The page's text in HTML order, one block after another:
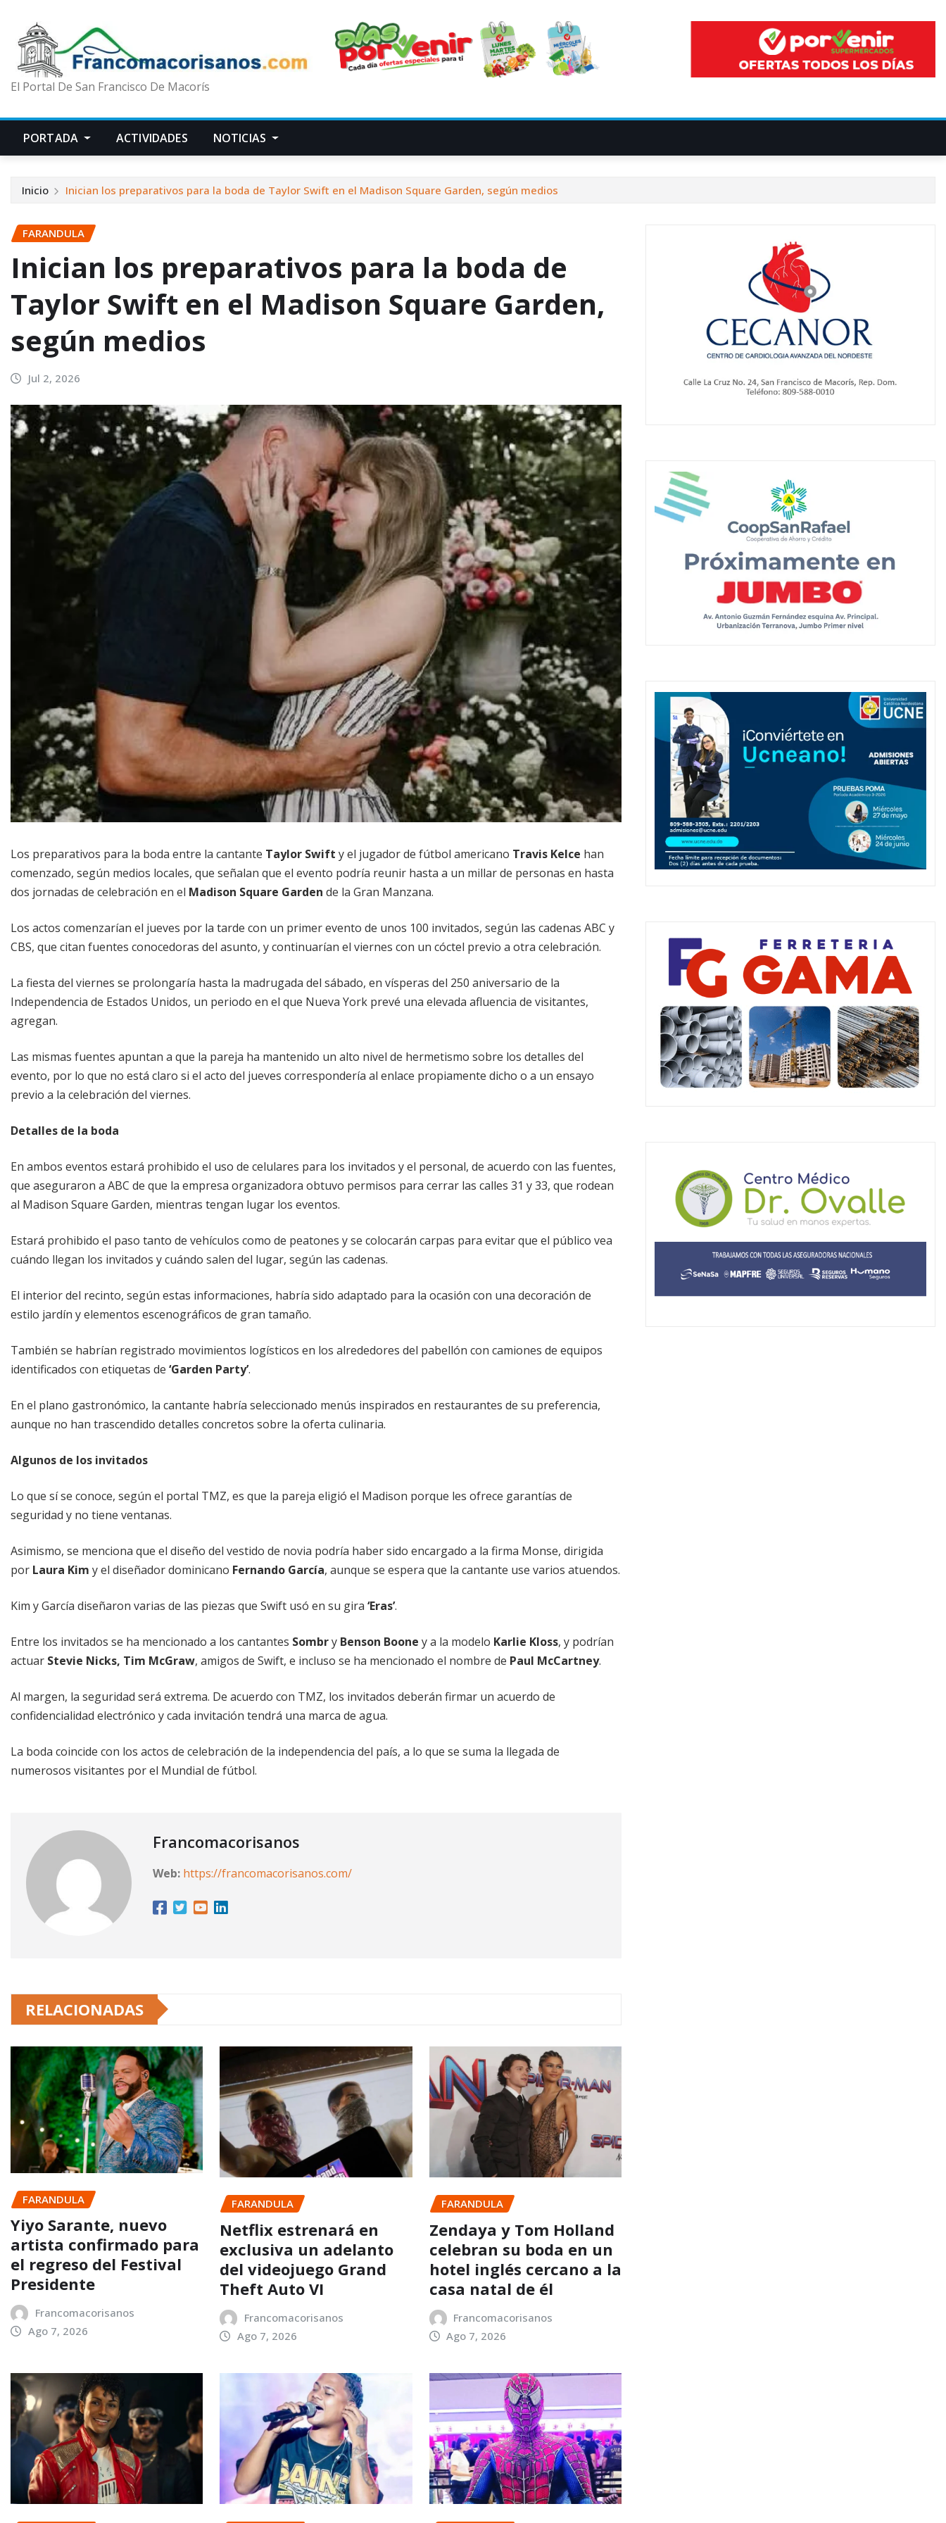
El Portal De San Francisco De Macorís
PORTADA ACTIVIDADES NOTICIAS
Inicio Inician los preparativos para la boda de Taylor Swift en el Madison Square Garden, según medios
FARANDULA
Inician los preparativos para la boda de
Taylor Swift en el Madison Square Garden,
según medios
Jul 2, 2026
Los preparativos para la boda entre la cantante Taylor Swift y el jugador de fútbol americano Travis Kelce han
comenzado, según medios locales, que señalan que el evento podría reunir hasta a un millar de personas en hasta
dos jornadas de celebración en el Madison Square Garden de la Gran Manzana.
Los actos comenzarían el jueves por la tarde con un primer evento de unos 100 invitados, según las cadenas ABC y
CBS, que citan fuentes conocedoras del asunto, y continuarían el viernes con un cóctel previo a otra celebración.
La fiesta del viernes se prolongaría hasta la madrugada del sábado, en vísperas del 250 aniversario de la
Independencia de Estados Unidos, un periodo en el que Nueva York prevé una elevada afluencia de visitantes,
agregan.
Las mismas fuentes apuntan a que la pareja ha mantenido un alto nivel de hermetismo sobre los detalles del
evento, por lo que no está claro si el acto del jueves correspondería al enlace propiamente dicho o a un ensayo
previo a la celebración del viernes.
Detalles de la boda
En ambos eventos estará prohibido el uso de celulares para los invitados y el personal, de acuerdo con las fuentes,
que aseguraron a ABC de que la empresa organizadora obtuvo permisos para cerrar las calles 31 y 33, que rodean
al Madison Square Garden, mientras tengan lugar los eventos.
Estará prohibido el paso tanto de vehículos como de peatones y se colocarán carpas para evitar que el público vea
cuándo llegan los invitados y cuándo salen del lugar, según las cadenas.
El interior del recinto, según estas informaciones, habría sido adaptado para la ocasión con una decoración de
estilo jardín y elementos escenográficos de gran tamaño.
También se habrían registrado movimientos logísticos en los alrededores del pabellón con camiones de equipos
identificados con etiquetas de ‘Garden Party’.
En el plano gastronómico, la cantante habría seleccionado menús inspirados en restaurantes de su preferencia,
aunque no han trascendido detalles concretos sobre la oferta culinaria.
Algunos de los invitados
Lo que sí se conoce, según el portal TMZ, es que la pareja eligió el Madison porque les ofrece garantías de
seguridad y no tiene ventanas.
Asimismo, se menciona que el diseño del vestido de novia podría haber sido encargado a la firma Monse, dirigida
por Laura Kim y el diseñador dominicano Fernando García, aunque se espera que la cantante use varios atuendos.
Kim y García diseñaron varias de las piezas que Swift usó en su gira ‘Eras’.
Entre los invitados se ha mencionado a los cantantes Sombry Benson Boone y a la modelo Karlie Kloss, y podrían
actuar Stevie Nicks, Tim McGraw, amigos de Swift, e incluso se ha mencionado el nombre de Paul McCartney.
Al margen, la seguridad será extrema. De acuerdo con TMZ, los invitados deberán firmar un acuerdo de
confidencialidad electrónico y cada invitación tendrá una marca de agua.
La boda coincide con los actos de celebración de la independencia del país, a lo que se suma la llegada de
numerosos visitantes por el Mundial de fútbol.
Francomacorisanos
Web: https://francomacorisanos.com/
RELACIONADAS
FARANDULA
Yiyo Sarante, nuevo
artista confirmado para
el regreso del Festival
Presidente
Francomacorisanos
Ago 7, 2026
FARANDULA
Netflix estrenará en
exclusiva un adelanto
del videojuego Grand
Theft Auto VI
Francomacorisanos
Ago 7, 2026
FARANDULA
Zendaya y Tom Holland
celebran su boda en un
hotel inglés cercano a la
casa natal de él
Francomacorisanos
Ago 7, 2026